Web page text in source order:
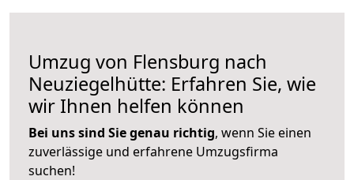
Umzug von Flensburg nach
Neuziegelhütte: Erfahren Sie, wie
wir Ihnen helfen können
Bei uns sind Sie genau richtig, wenn Sie einen
zuverlässige und erfahrene Umzugsfirma
suchen!